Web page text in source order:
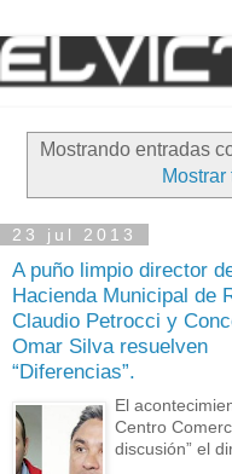
Mostrando entradas
23 jul 2013
A puño limpio director
Hacienda Municipal de
Claudio Petrocci y
Omar Silva resuelven
“Diferencias”.
El
Centro
discusión” el